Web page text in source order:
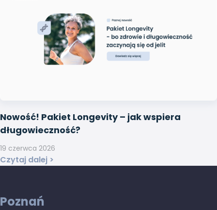
Nowość! Pakiet Longevity – jak wspiera
długowieczność?
Czytaj dalej >
19 czerwca 2026
Poznań